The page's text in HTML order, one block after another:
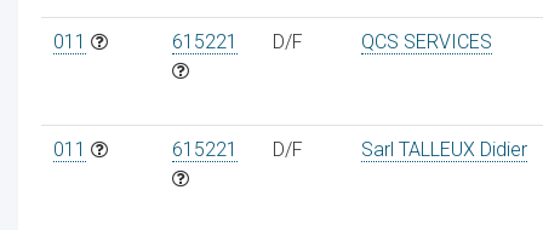
011 615221 D/F QCS SERVICES
011 615221 D/F Sarl TALLEUX Didier